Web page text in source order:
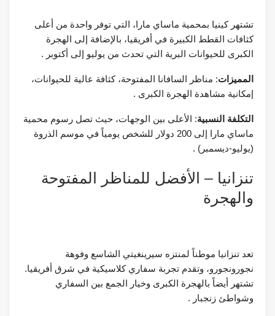
تشتهر كينيا بمحمية ماساي مارا، التي توفر واحدة من أعلى
كثافات القطط الكبيرة في أفريقيا، بالإضافة إلى الهجرة
الكبرى للحيوانات البرية التي تحدث من يوليو إلى أكتوبر .
المميزات: مناظر السافانا المفتوحة، كثافة عالية للحيوانات،
إمكانية مشاهدة الهجرة الكبرى .
التكلفة النسبية: الأعلى بين الوجهات، حيث تصل رسوم محمية
ماساي مارا إلى 200 دولار للشخص يومياً في موسم الذروة
(يوليو-ديسمبر) .
تنزانيا – الأفضل للمناظر المفتوحة
والهجرة
تعد تنزانيا موطناً لمنتزه سيرينغيتي الشاسع وفوهة
نجورونجورو، وتقدم تجربة سفاري كلاسيكية في شرق أفريقيا.
تشتهر أيضاً بالهجرة الكبرى وخيار الجمع بين السفاري
وشواطئ زنجبار .